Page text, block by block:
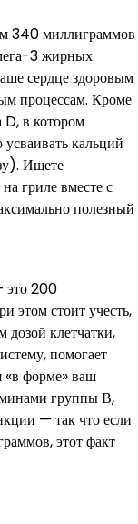
340 миллиграммов
3 жирных
сердце здоровым
процессам. Кроме
в котором
кальций
Ищете
гриле вместе с
полезный
это 200
этом стоит учесть,
дозой клетчатки,
помогает
«в форме» ваш
группы В,
— так что если
этот факт